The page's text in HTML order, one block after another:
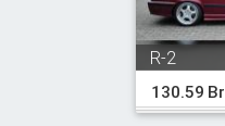
R-2
130.59 Br